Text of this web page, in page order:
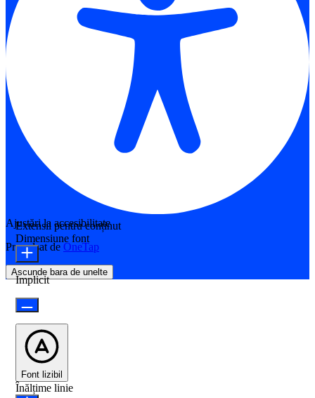
Ajustări la accesibilitate
Propulsat de OneTap
Ascunde bara de unelte
Extensii pentru conținut
Dimensiune font
Implicit
Font lizibil
Înălțime linie